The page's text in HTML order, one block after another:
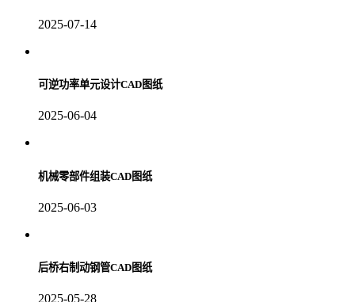
2025-07-14
可逆功率单元设计CAD图纸
2025-06-04
机械零部件组装CAD图纸
2025-06-03
后桥右制动钢管CAD图纸
2025-05-28